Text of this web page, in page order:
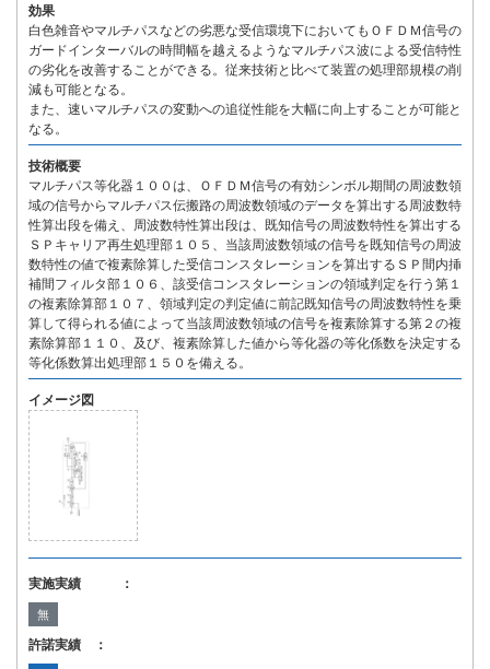
効果
白色雑音やマルチパスなどの劣悪な受信環境下においてもＯＦＤＭ信号の
ガードインターバルの時間幅を越えるようなマルチパス波による受信特性
の劣化を改善することができる。従来技術と比べて装置の処理部規模の削
減も可能となる。
また、速いマルチパスの変動への追従性能を大幅に向上することが可能と
なる。
技術概要
マルチパス等化器１００は、ＯＦＤＭ信号の有効シンボル期間の周波数領
域の信号からマルチパス伝搬路の周波数領域のデータを算出する周波数特
性算出段を備え、周波数特性算出段は、既知信号の周波数特性を算出する
ＳＰキャリア再生処理部１０５、当該周波数領域の信号を既知信号の周波
数特性の値で複素除算した受信コンスタレーションを算出するＳＰ間内挿
補間フィルタ部１０６、該受信コンスタレーションの領域判定を行う第１
の複素除算部１０７、領域判定の判定値に前記既知信号の周波数特性を乗
算して得られる値によって当該周波数領域の信号を複素除算する第２の複
素除算部１１０、及び、複素除算した値から等化器の等化係数を決定する
等化係数算出処理部１５０を備える。
イメージ図
実施実績 ：
無
許諾実績 ：